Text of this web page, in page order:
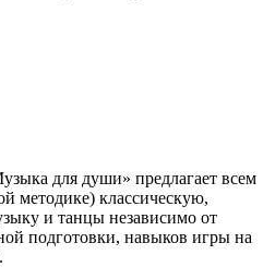
для души» предлагает всем
методике) классическую,
и танцы независимо от
подготовки, навыков игры на